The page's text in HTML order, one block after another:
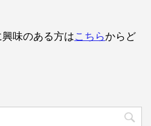
味のある方はこちらからど